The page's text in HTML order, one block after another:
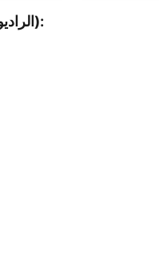
Frecuencias El-Radio‎ 9090 (الراديو٩٠٩٠):